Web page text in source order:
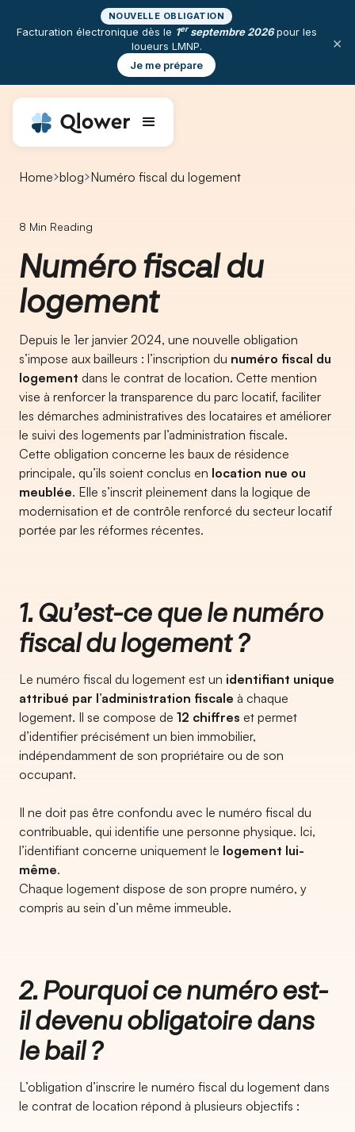
NOUVELLE OBLIGATION
Facturation électronique dès le 1erseptembre 2026pour les
loueurs LMNP.
Je me prépare
×
Home blog Numéro fiscal du logement
8 Min Reading
Numéro fiscal du
logement
Depuis le 1er janvier 2024, une nouvelle obligation
s’impose aux bailleurs : l’inscription du numéro fiscal du
logement dans le contrat de location. Cette mention
vise à renforcer la transparence du parc locatif, faciliter
les démarches administratives des locataires et améliorer
le suivi des logements par l’administration fiscale.
Cette obligation concerne les baux de résidence
principale, qu’ils soient conclus en location nue ou
meublée. Elle s’inscrit pleinement dans la logique de
modernisation et de contrôle renforcé du secteur locatif
portée par les réformes récentes.
1. Qu’est-ce que le numéro
fiscal du logement ?
Le numéro fiscal du logement est un identifiant unique
attribué par l’administration fiscale à chaque
logement. Il se compose de 12 chiffres et permet
d’identifier précisément un bien immobilier,
indépendamment de son propriétaire ou de son
occupant.
Il ne doit pas être confondu avec le numéro fiscal du
contribuable, qui identifie une personne physique. Ici,
l’identifiant concerne uniquement le logement lui-
même.
Chaque logement dispose de son propre numéro, y
compris au sein d’un même immeuble.
2. Pourquoi ce numéro est-
il devenu obligatoire dans
le bail ?
L’obligation d’inscrire le numéro fiscal du logement dans
le contrat de location répond à plusieurs objectifs :